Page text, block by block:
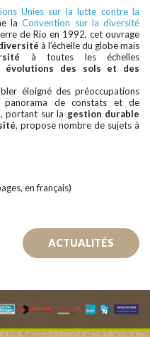
Unies sur la lutte contre la
laConvention sur la diversité
de Rio en 1992, cet ouvrage
à l’échelle du globe mais
à toutes les échelles
évolutions des sols et des
éloigné des préoccupations
panorama de constats et de
, portant sur la gestion durable
, propose nombre de sujets à
en français)
ACTUALITÉS